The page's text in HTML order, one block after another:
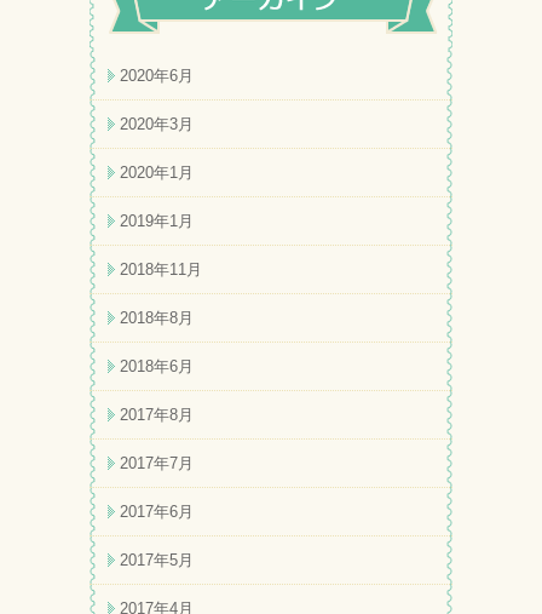
2020年6月
2020年3月
2020年1月
2019年1月
2018年11月
2018年8月
2018年6月
2017年8月
2017年7月
2017年6月
2017年5月
2017年4月